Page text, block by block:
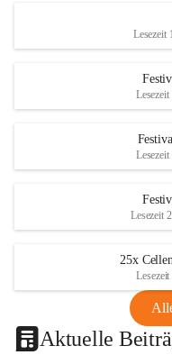
Lesezeit
Lesezeit
25x
Aktuelle